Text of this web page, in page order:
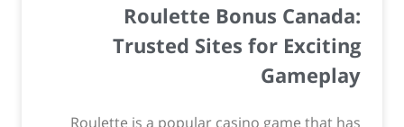
Roulette Bonus Canada:
Trusted Sites for Exciting
Gameplay
Roulette is a popular casino game that has